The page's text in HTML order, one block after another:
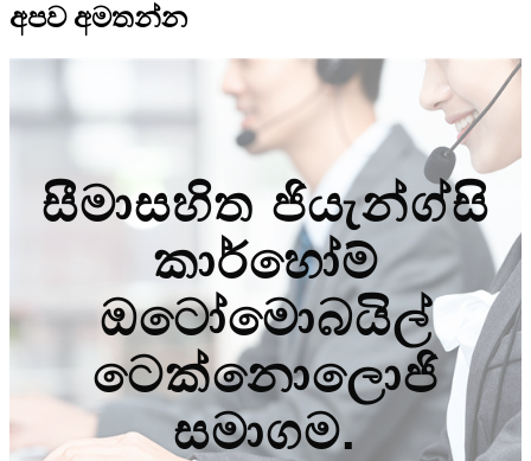
අපව අමතන්න
සීමාසහිත ජියැන්ග්සි
කාර්හෝම්
ඔටෝමොබයිල්
ටෙක්නොලොජි
සමාගම.